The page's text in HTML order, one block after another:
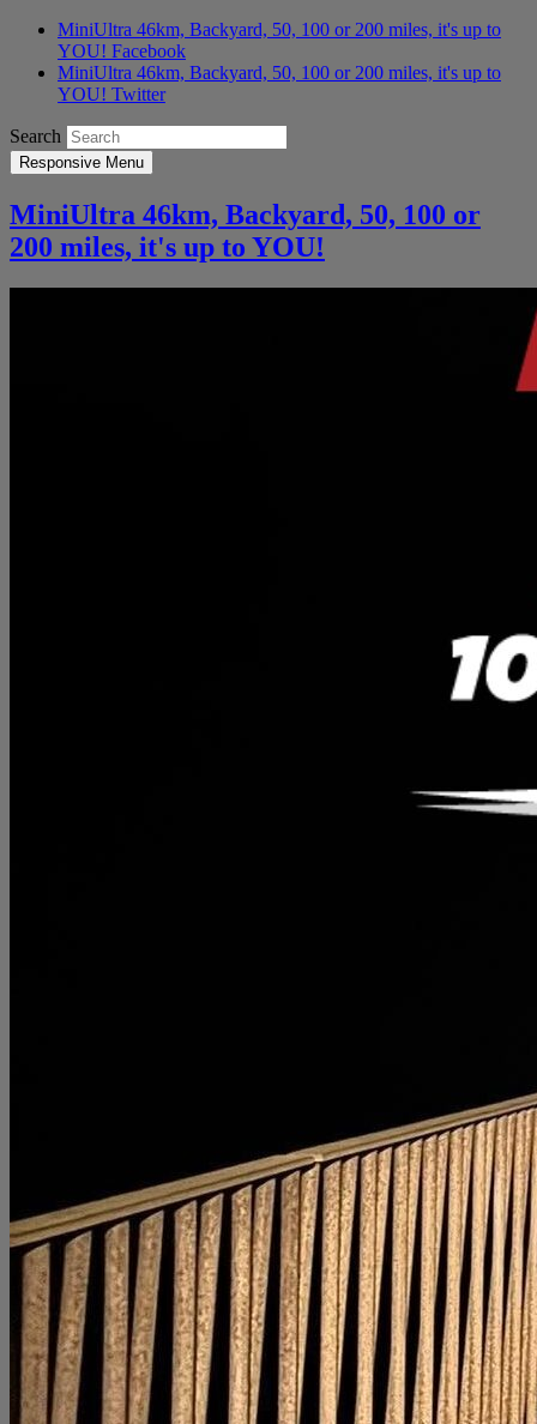
MiniUltra 46km, Backyard, 50, 100 or 200 miles, it's up to
YOU! Facebook
MiniUltra 46km, Backyard, 50, 100 or 200 miles, it's up to
YOU! Twitter
Search
Responsive Menu
MiniUltra 46km, Backyard, 50, 100 or
200 miles, it's up to YOU!